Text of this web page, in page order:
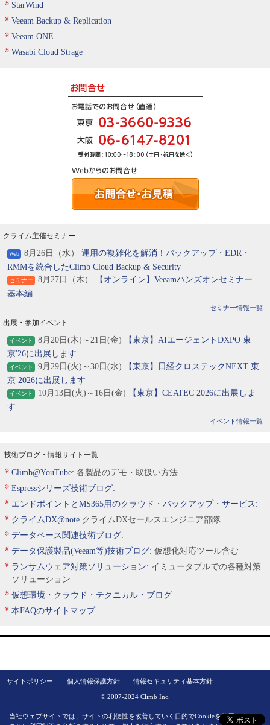
StarWind
Veeam Backup & Replication
Veeam ONE
Wasabi Cloud Strage
クライム主催セミナー
Web 8月26日（水） 運用の複雑化を解消！バックアップ・EDR・
RMMを統合したClimb Cloud Backup & Security
セミナー 8月27日（木）
【オンライン】Veeamハンズオンセミナー
基本編
セミナー情報一覧
出展・参加イベント
イベント 8月20日(木)～21日(金)
【東京】AIエージェントDXPO 東
京'26に出展します
イベント 9月29日(火)～30日(水)
【東京】日経クロステックNEXT 東
京 2026に出展します
イベント 10月13日(火)～16日(金)
【東京】CEATEC 2026に出展しま
す
イベント情報一覧
技術ブログ・情報サイト一覧
Climb@YouTube: 各製品のデモ・取扱い方法
Espressシリーズ技術ブログ:
エンドポイントとMS365用のクラウド・バックアップ・サービス:
クライムDX@note クライムDXセールスエンジニア部隊
データベース関連技術ブログ:
データ保護製品(Veeam等)技術ブログ: 仮想化対応ツール含む
ランサムウェア対策ソリューション: イミュータブルでの各種対策
ソリューション
仮想環境・クラウド・テクニカル・ブログ
本FAQのサイトマップ
サイトポリシー 個人情報保護方針 情報セキュリティ基本方針
© 2007-2024 Climb Inc.
当社ウェブサイトでは、サイトの利便性を改善していく目的でCookieを使用します。